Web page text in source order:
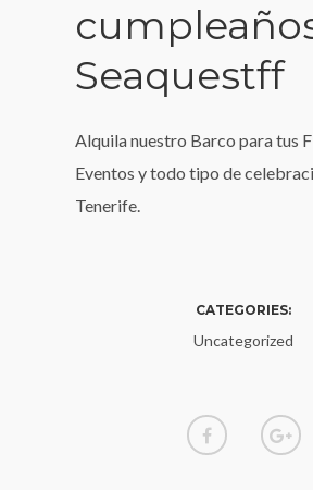
Seaquestff
Alquila nuestro Barco para tus
Eventos y todo tipo de
Tenerife.
CATEGORIES:
Uncategorized